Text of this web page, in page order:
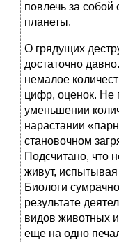
повлечь за собой
планеты.
О грядущих
до­статочно
немалое
цифр, оценок. Не
уменьшении
нарастании
становочном
Подсчитано, что
живут,
Биологи
результате
видов животных
еще на одно